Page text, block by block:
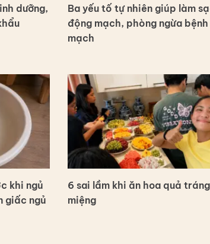
dưỡng,
Ba yếu tố tự nhiên giúp làm
động mạch, phòng ngừa
mạch
khi ngủ
giấc ngủ
6 sai lầm khi ăn hoa quả tráng
miệng